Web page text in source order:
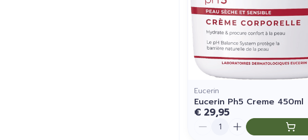
Eucerin
Eucerin Ph5 Creme 450ml
€ 29,95
Aantal